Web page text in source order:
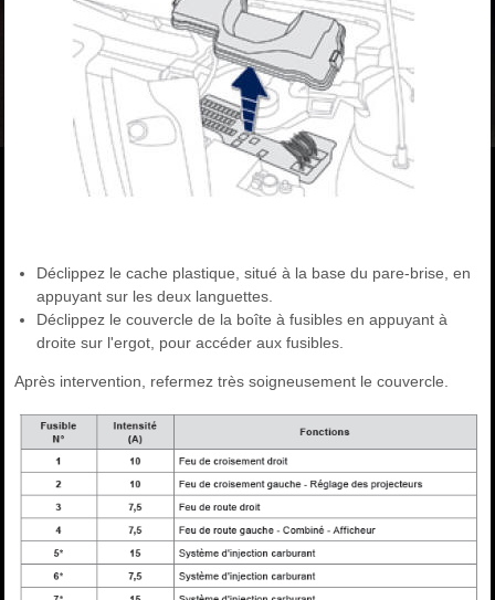
Déclippez le cache plastique, situé à la base du pare-brise, en
appuyant sur les deux languettes.
Déclippez le couvercle de la boîte à fusibles en appuyant à
droite sur l'ergot, pour accéder aux fusibles.
Après intervention, refermez très soigneusement le couvercle.